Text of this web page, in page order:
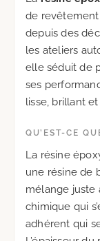
de
depuis des
les ateliers
elle séduit de
ses
lisse, brillant
QU’EST-CE
La résine
une résine de
mélange juste
chimique qui
adhérent qui